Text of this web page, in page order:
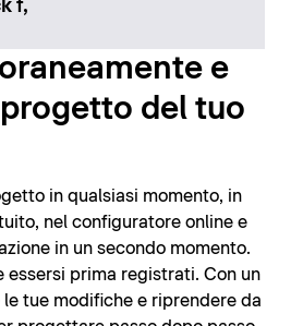
f,
e
del tuo
in qualsiasi momento, in
nel configuratore online e
in un secondo momento.
essersi prima registrati. Con un
tue modifiche e riprendere da